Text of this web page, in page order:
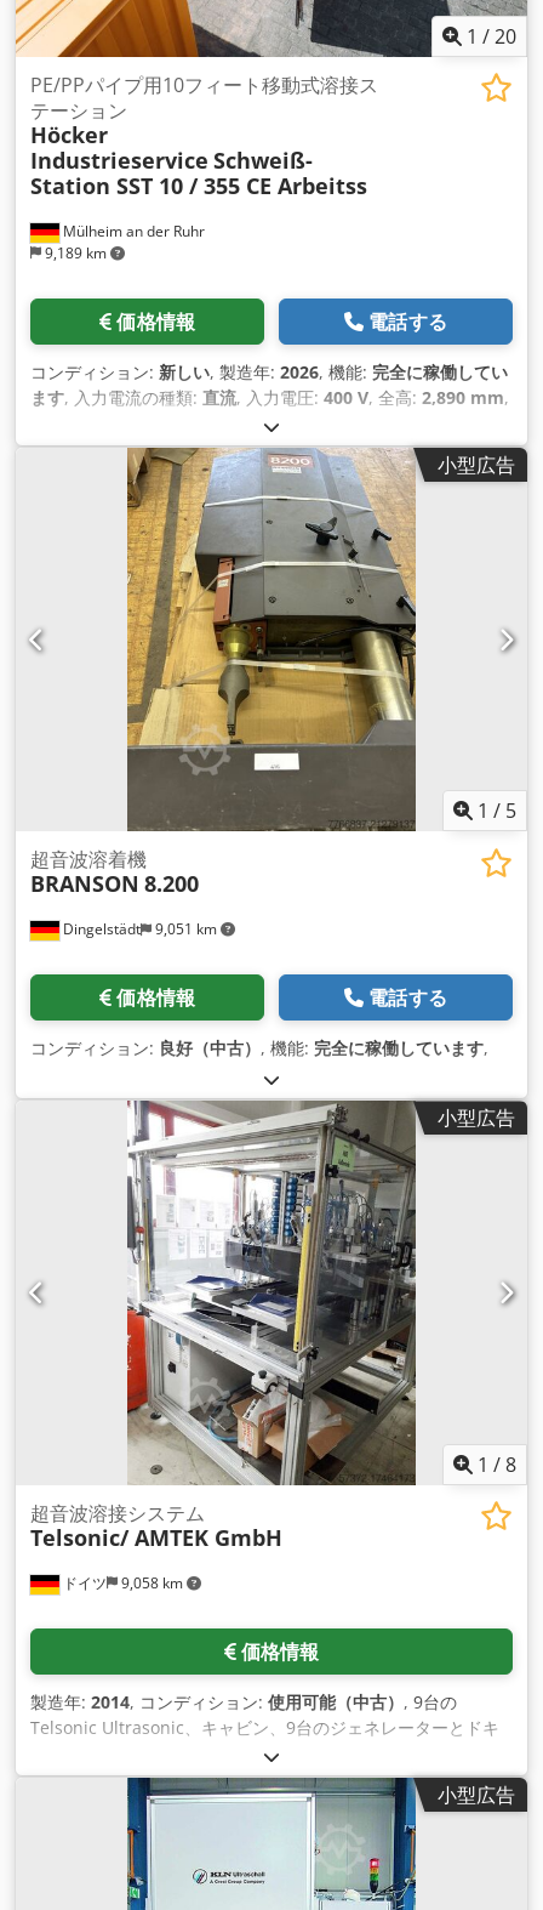
1 /20
Mülheim an der Ruhr
9,189 km
PE/PPパイプ用10フィート移動式溶接ス
テーション
Höcker
Industrieservice Schweiß-
Station SST 10 / 355 CE Arbeitss
価格情報 電話する
コンディション: 新しい, 製造年: 2026, 機能: 完全に稼働してい
ます, 入力電流の種類: 直流, 入力電圧: 400 V, 全高: 2,890 mm,
2,890 mm
小型広告
1 / 5
Dingelstädt 9,051 km
超音波溶着機
BRANSON 8.200
価格情報 電話する
コンディション: 良好（中古） , 機能: 完全に稼働しています,
小型広告
1 /8
ドイツ 9,058 km
超音波溶接システム
Telsonic/ AMTEK GmbH
価格情報
製造年: 2014, コンディション: 使用可能（中古） , 9台の
Telsonic Ultrasonic、キャビン、9台のジェネレーターとドキ
ュメンテーションを備えた超音波溶接システムがあります。制
御システム：S iemens SIMATIC PANEL。現場での検査が可能
です。 Crjdpfxsuy T Nqo Agfof
小型広告